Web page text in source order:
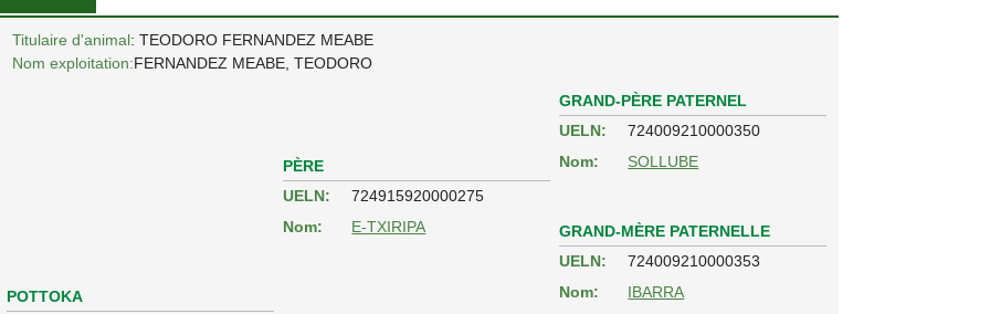
Titulaire d'animal: TEODORO FERNANDEZ MEABE
Nom exploitation:FERNANDEZ MEABE, TEODORO
POTTOKA
PÈRE
UELN:
724915920000275
Nom:
E-TXIRIPA
GRAND-PÈRE PATERNEL
UELN:
724009210000350
Nom:
SOLLUBE
GRAND-MÈRE PATERNELLE
UELN:
724009210000353
Nom:
IBARRA